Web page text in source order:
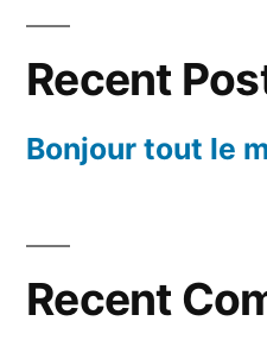
Recent
Bonjour tout le
Recent